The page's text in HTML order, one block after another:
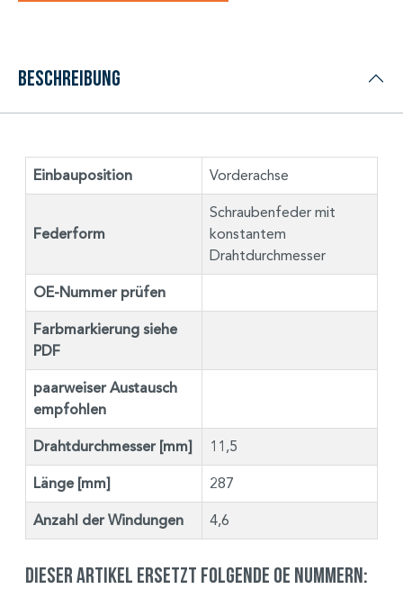
Beschreibung
Einbauposition Vorderachse
Federform
Schraubenfeder mit
konstantem
Drahtdurchmesser
OE-Nummer prüfen
Farbmarkierung siehe
PDF
paarweiser Austausch
empfohlen
Drahtdurchmesser [mm] 11,5
Länge [mm] 287
Anzahl der Windungen 4,6
Dieser Artikel ersetzt folgende OE Nummern: